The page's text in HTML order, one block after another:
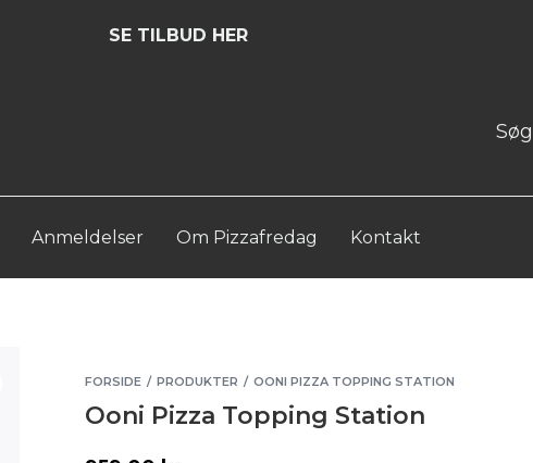
SE TILBUD HER
Anmeldelser Om Pizzafredag Kontakt
FORSIDE / PRODUKTER / OONI PIZZA TOPPING STATION
Ooni Pizza Topping Station